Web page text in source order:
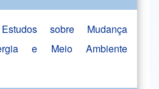
sobre Mudança
e Meio Ambiente